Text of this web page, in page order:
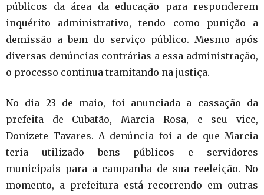
públicos da área da educação para responderem
inquérito administrativo, tendo como punição a
demissão a bem do serviço público. Mesmo após
diversas denúncias contrárias a essa administração,
o processo continua tramitando na justiça.
No dia 23 de maio, foi anunciada a cassação da
prefeita de Cubatão, Marcia Rosa, e seu vice,
Donizete Tavares. A denúncia foi a de que Marcia
teria utilizado bens públicos e servidores
municipais para a campanha de sua reeleição. No
momento, a prefeitura está recorrendo em outras